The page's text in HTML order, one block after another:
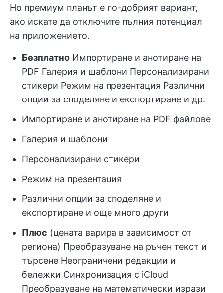
Но премиум планът е по-добрият вариант,
ако искате да отключите пълния потенциал
на приложението.
Безплатно Импортиране и анотиране на
PDF Галерия и шаблони Персонализирани
стикери Режим на презентация Различни
опции за споделяне и експортиране и др.
Импортиране и анотиране на PDF файлове
Галерия и шаблони
Персонализирани стикери
Режим на презентация
Различни опции за споделяне и
експортиране и още много други
Плюс (цената варира в зависимост от
региона) Преобразуване на ръчен текст и
търсене Неограничени редакции и
бележки Синхронизация с iCloud
Преобразуване на математически изрази